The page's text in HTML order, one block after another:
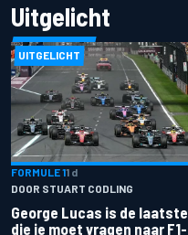
Uitgelicht
UITGELICHT
FORMULE 11 d
DOOR STUART CODLING
George Lucas is de laatste
die je moet vragen naar F1-